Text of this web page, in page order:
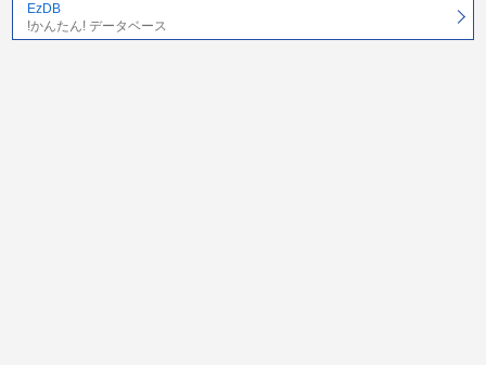
EzDB
!かんたん! データベース